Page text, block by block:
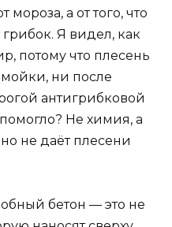
мороза, а от того, что
Я видел, как
потому что плесень
ни после
антигрибковой
Не химия, а
не даёт плесени
бетон — это не